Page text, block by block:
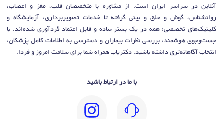
آنلاین در سراسر ایران است. از مشاوره با متخصصان قلب، مغز و اعصاب،
روانشناس، گوش و حلق و بینی گرفته تا خدمات تصویربرداری، آزمایشگاه و
کلینیک‌های تخصصی؛ همه در یک بستر ساده و قابل اعتماد گردآوری شده‌اند. با
جست‌وجوی هوشمند، بررسی نظرات بیماران و دسترسی به اطلاعات کامل پزشکان،
انتخاب آگاهانه‌تری داشته باشید. دکتریاب همراه شما برای سلامت امروز و فردا.
با ما در ارتباط باشید